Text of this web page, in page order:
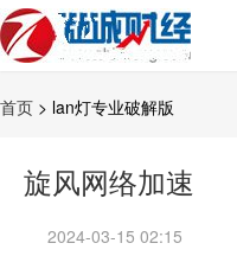
首页 > lan灯专业破解版
旋风网络加速
2024-03-15 02:15